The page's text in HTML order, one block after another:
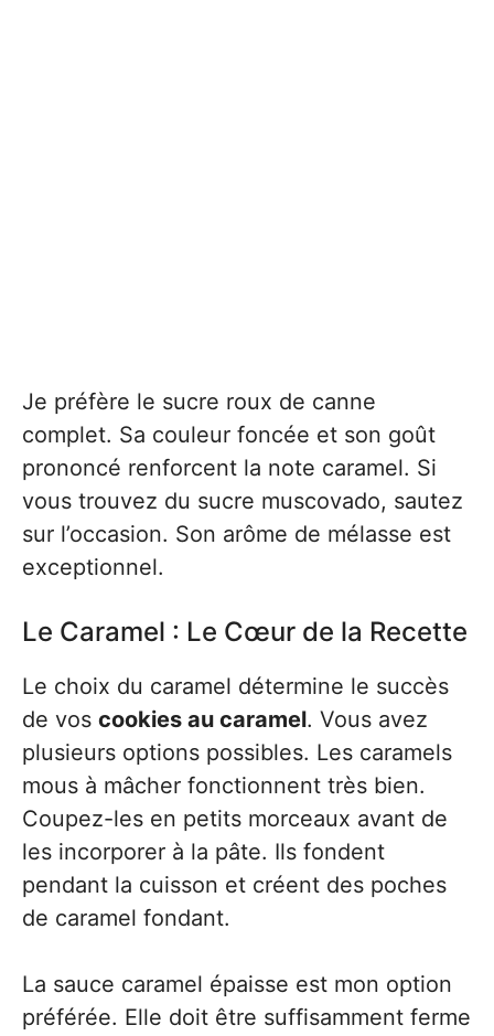
Je préfère le sucre roux de canne
complet. Sa couleur foncée et son goût
prononcé renforcent la note caramel. Si
vous trouvez du sucre muscovado, sautez
sur l’occasion. Son arôme de mélasse est
exceptionnel.
Le Caramel : Le Cœur de la Recette
Le choix du caramel détermine le succès
de vos cookies au caramel. Vous avez
plusieurs options possibles. Les caramels
mous à mâcher fonctionnent très bien.
Coupez-les en petits morceaux avant de
les incorporer à la pâte. Ils fondent
pendant la cuisson et créent des poches
de caramel fondant.
La sauce caramel épaisse est mon option
préférée. Elle doit être suffisamment ferme